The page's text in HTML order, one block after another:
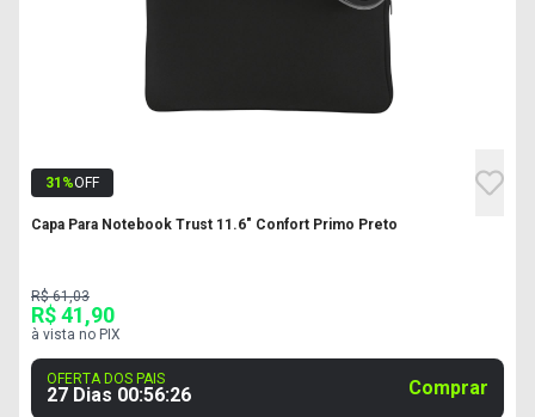
31 %OFF
Capa Para Notebook Trust 11.6" Confort Primo Preto
R$ 61,03
R$ 41,90
à vista no PIX
OFERTA DOS PAIS
27 Dias 00:56:25 Comprar